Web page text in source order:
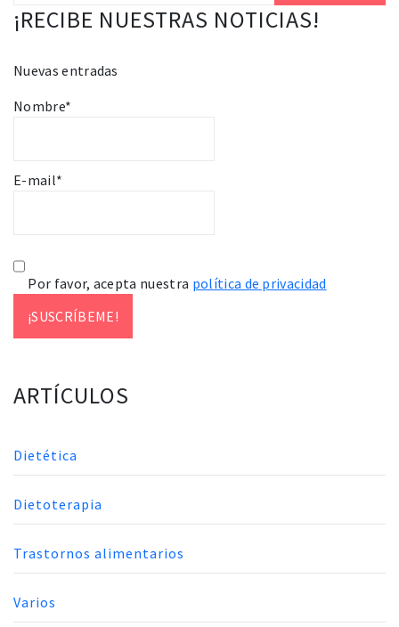
¡RECIBE NUESTRAS NOTICIAS!
Nuevas entradas
Nombre*
E-mail*
Por favor, acepta nuestra política de privacidad
ARTÍCULOS
Dietética
Dietoterapia
Trastornos alimentarios
Varios